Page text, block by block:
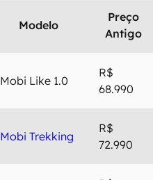
Modelo
Preço
Antigo
Mobi Like 1.0
R$
68.990
Mobi Trekking
R$
72.990